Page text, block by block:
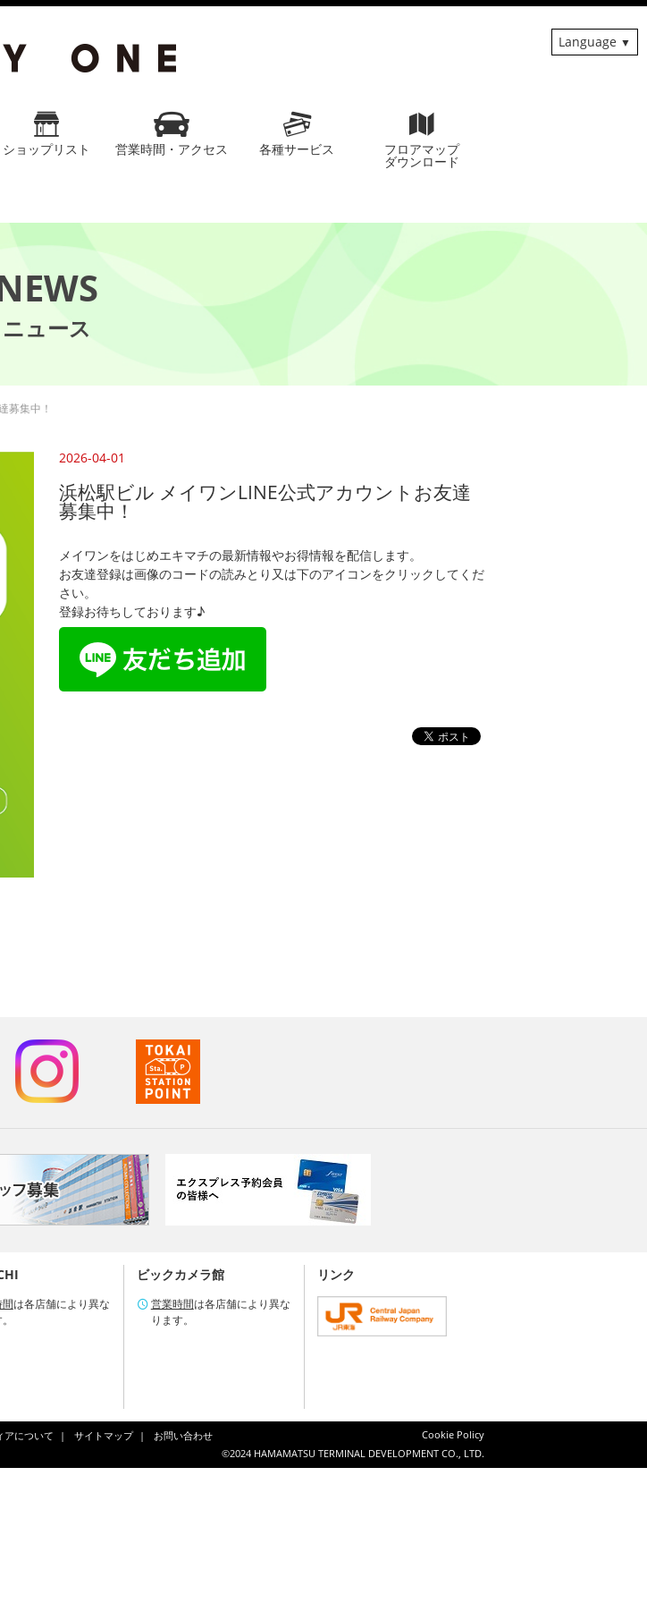
ショップリスト 営業時間・アクセス 各種サービス フロアマップ
ダウンロード
Language
募集中！
2026-04-01
浜松駅ビル メイワンLINE公式アカウントお友達
募集中！
メイワンをはじめエキマチの最新情報やお得情報を配信します。
お友達登録は画像のコードの読みとり又は下のアイコンをクリックしてくだ
さい。
登録お待ちしております♪
は各店舗により異な
ビックカメラ館
営業時間は各店舗により異な
ります。
リンク
アについて サイトマップ お問い合わせ
Cookie Policy
©2024 HAMAMATSU TERMINAL DEVELOPMENT CO., LTD.